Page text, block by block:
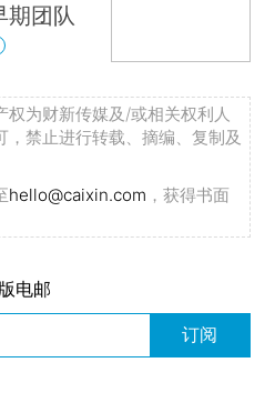
期团队
权为财新传媒及/或相关权利人
禁止进行转载、摘编、复制及
hello@caixin.com ，获得书面
电邮
订阅